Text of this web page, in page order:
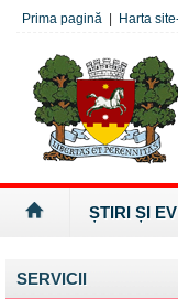
Prima pagină Harta
ȘTIRI ȘI
SERVICII